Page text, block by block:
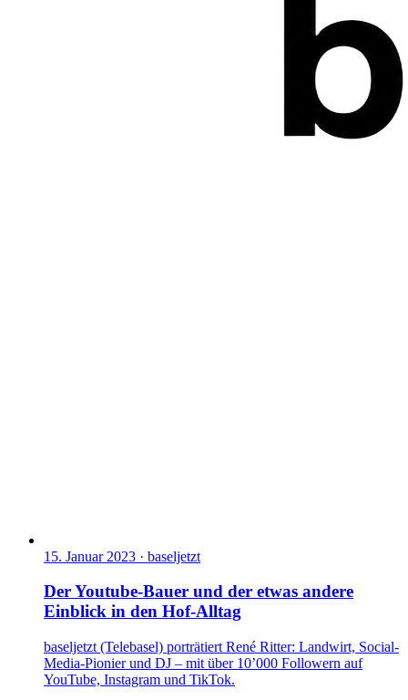
15. Januar 2023 · baseljetzt
Der Youtube-Bauer und der etwas andere
Einblick in den Hof-Alltag
baseljetzt (Telebasel) porträtiert René Ritter: Landwirt, Social-
Media-Pionier und DJ – mit über 10’000 Followern auf
YouTube, Instagram und TikTok.